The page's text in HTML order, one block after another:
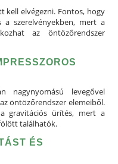
kell elvégezni. Fontos, hogy
szerelvényekben, mert a
az öntözőrendszer
nagynyomású levegővel
öntözőrendszer elemeiből.
gravitációs ürítés, mert a
találhatók.
ÉS